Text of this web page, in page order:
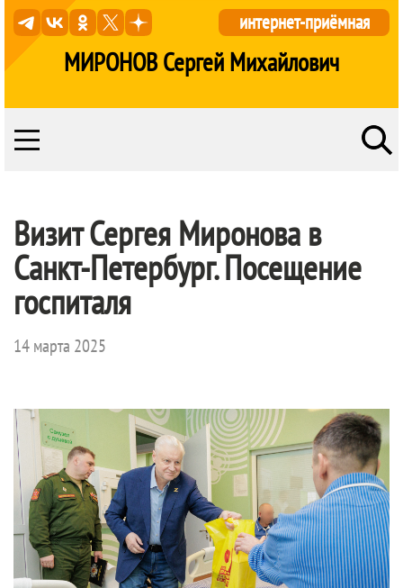
МИРОНОВ Сергей Михайлович
интернет-приёмная
Визит Сергея Миронова в
Санкт-Петербург. Посещение
госпиталя
14 марта 2025